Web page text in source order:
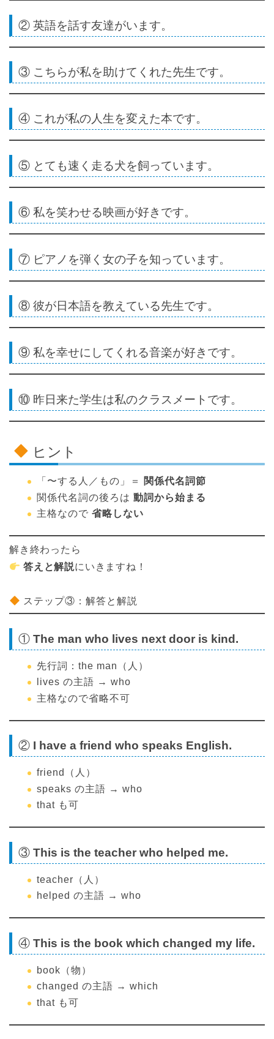
② 英語を話す友達がいます。
③ こちらが私を助けてくれた先生です。
④ これが私の人生を変えた本です。
⑤ とても速く走る犬を飼っています。
⑥ 私を笑わせる映画が好きです。
⑦ ピアノを弾く女の子を知っています。
⑧ 彼が日本語を教えている先生です。
⑨ 私を幸せにしてくれる音楽が好きです。
⑩ 昨日来た学生は私のクラスメートです。
ヒント
「〜する人／もの」＝
関係代名詞節
関係代名詞の後ろは 動詞から始まる
主格なので 省略しない
解き終わったら
答えと解説にいきますね！
ステップ③：解答と解説
① The man who lives next door is kind.
先行詞：the man（人）
lives の主語 → who
主格なので省略不可
② I have a friend who speaks English.
friend（人）
speaks の主語 → who
that も可
③ This is the teacher who helped me.
teacher（人）
helped の主語 → who
④ This is the book which changed my life.
book（物）
changed の主語 → which
that も可